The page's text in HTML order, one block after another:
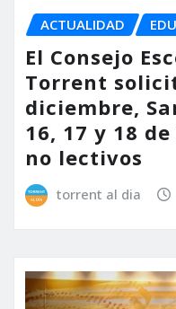
ACTUALIDAD
El Consejo
Torrent
diciembre,
16, 17 y 18
no lectivos
torrent al dia